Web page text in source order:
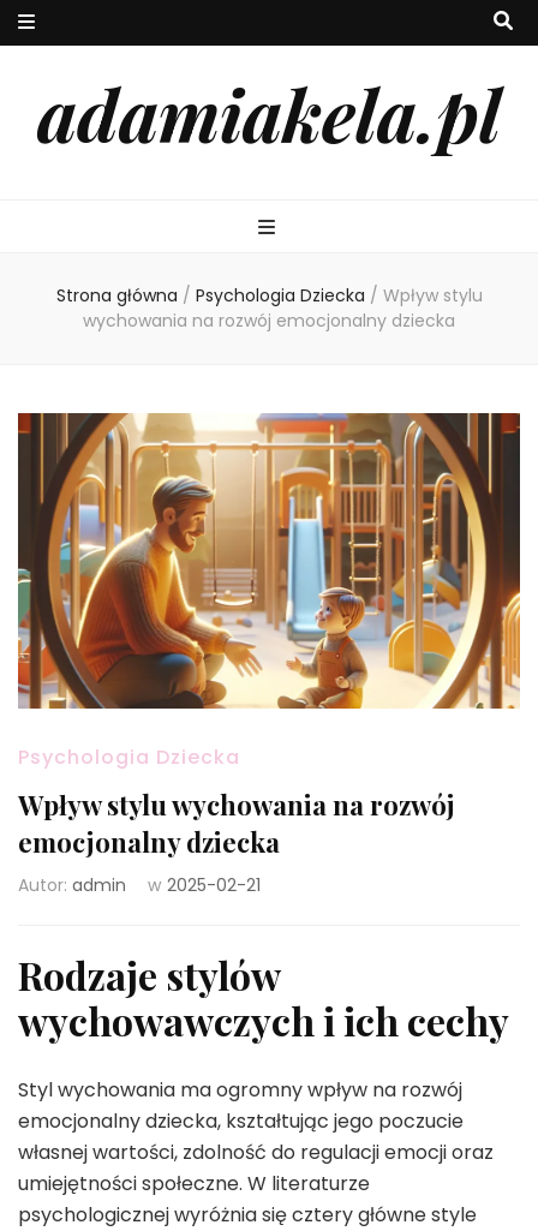
adamiakela.pl
Strona główna / Psychologia Dziecka / Wpływ stylu
wychowania na rozwój emocjonalny dziecka
Psychologia Dziecka
Wpływ stylu wychowania na rozwój
emocjonalny dziecka
Autor: admin w 2025-02-21
Rodzaje stylów
wychowawczych i ich cechy
Styl wychowania ma ogromny wpływ na rozwój
emocjonalny dziecka, kształtując jego poczucie
własnej wartości, zdolność do regulacji emocji oraz
umiejętności społeczne. W literaturze
psychologicznej wyróżnia się cztery główne style